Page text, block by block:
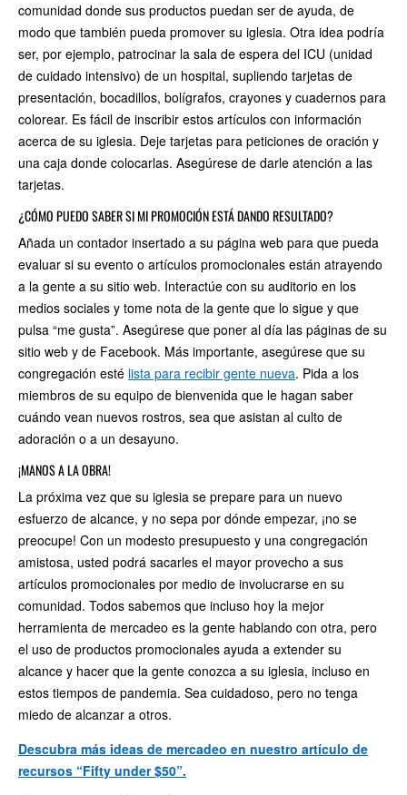
comunidad donde sus productos puedan ser de ayuda, de
modo que también pueda promover su iglesia. Otra idea podría
ser, por ejemplo, patrocinar la sala de espera del ICU (unidad
de cuidado intensivo) de un hospital, supliendo tarjetas de
presentación, bocadillos, bolígrafos, crayones y cuadernos para
colorear. Es fácil de inscribir estos artículos con información
acerca de su iglesia. Deje tarjetas para peticiones de oración y
una caja donde colocarlas. Asegúrese de darle atención a las
tarjetas.
¿CÓMO PUEDO SABER SI MI PROMOCIÓN ESTÁ DANDO RESULTADO?
Añada un contador insertado a su página web para que pueda
evaluar si su evento o artículos promocionales están atrayendo
a la gente a su sitio web. Interactúe con su auditorio en los
medios sociales y tome nota de la gente que lo sigue y que
pulsa “me gusta”. Asegúrese que poner al día las páginas de su
sitio web y de Facebook. Más importante, asegúrese que su
congregación esté lista para recibir gente nueva. Pida a los
miembros de su equipo de bienvenida que le hagan saber
cuándo vean nuevos rostros, sea que asistan al culto de
adoración o a un desayuno.
¡MANOS A LA OBRA!
La próxima vez que su iglesia se prepare para un nuevo
esfuerzo de alcance, y no sepa por dónde empezar, ¡no se
preocupe! Con un modesto presupuesto y una congregación
amistosa, usted podrá sacarles el mayor provecho a sus
artículos promocionales por medio de involucrarse en su
comunidad. Todos sabemos que incluso hoy la mejor
herramienta de mercadeo es la gente hablando con otra, pero
el uso de productos promocionales ayuda a extender su
alcance y hacer que la gente conozca a su iglesia, incluso en
estos tiempos de pandemia. Sea cuidadoso, pero no tenga
miedo de alcanzar a otros.
Descubra más ideas de mercadeo en nuestro artículo de
recursos “Fifty under $50”.